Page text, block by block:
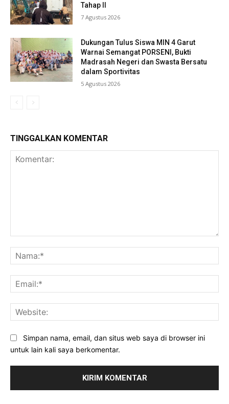
Tahap II
7 Agustus 2026
Dukungan Tulus Siswa MIN 4 Garut
Warnai Semangat PORSENI, Bukti
Madrasah Negeri dan Swasta Bersatu
dalam Sportivitas
5 Agustus 2026
TINGGALKAN KOMENTAR
Simpan nama, email, dan situs web saya di browser ini
untuk lain kali saya berkomentar.